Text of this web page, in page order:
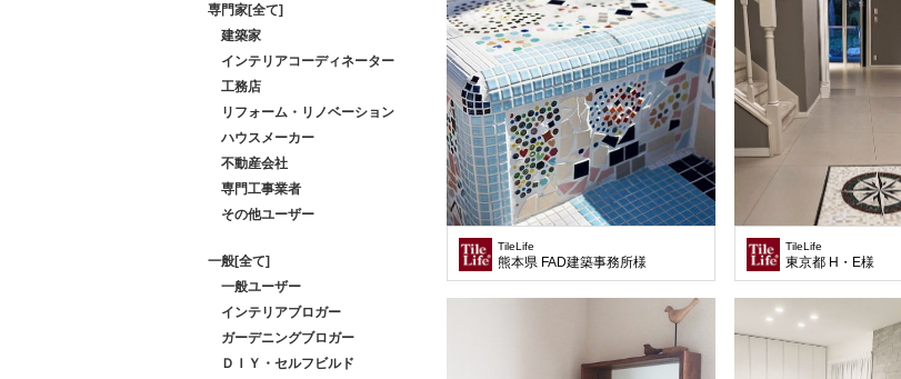
専門家[全て]
建築家
インテリアコーディネーター
工務店
リフォーム・リノベーション
ハウスメーカー
不動産会社
専門工事業者
その他ユーザー
一般[全て]
一般ユーザー
インテリアブロガー
ガーデニングブロガー
ＤＩＹ・セルフビルド
TileLife
熊本県 FAD建築事務所様
TileLife
東京都 H・E様